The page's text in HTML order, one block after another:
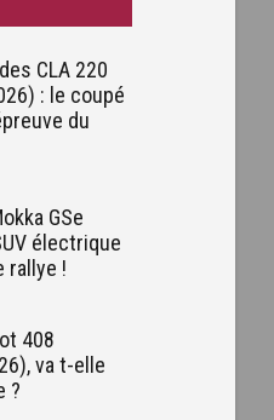
CLA 220
: le coupé
du
GSe
électrique
rallye !
408
va t-elle
?